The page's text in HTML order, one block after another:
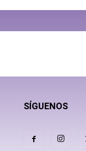
SÍGUENOS